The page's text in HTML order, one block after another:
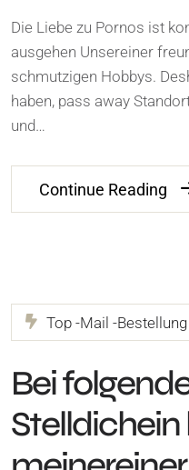
Die Liebe zu Pornos ist
ausgehen Unsereiner
schmutzigen Hobbys.
haben, pass away
und…
Continue Reading
Top -Mail -
Bei